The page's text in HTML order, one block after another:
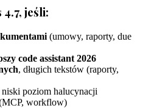
jeśli:
(umowy, raporty, due
code assistant 2026
, długich tekstów (raporty,
poziom halucynacji
workflow)